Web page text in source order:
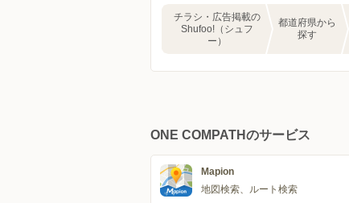
チラシ・広告掲載の
Shufoo!（シュフ
ー）
都道府県から
探す
ONE COMPATHのサービス
Mapion
地図検索、ルート検索